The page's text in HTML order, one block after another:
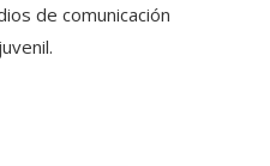
de comunicación